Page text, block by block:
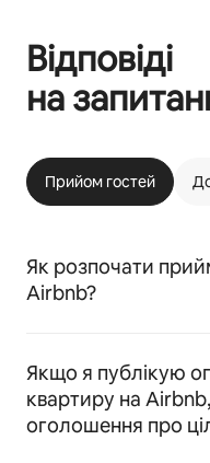
Відповіді
на
Прийом гостей
Як розпочати
Airbnb?
Якщо я публікую
квартиру на
оголошення про